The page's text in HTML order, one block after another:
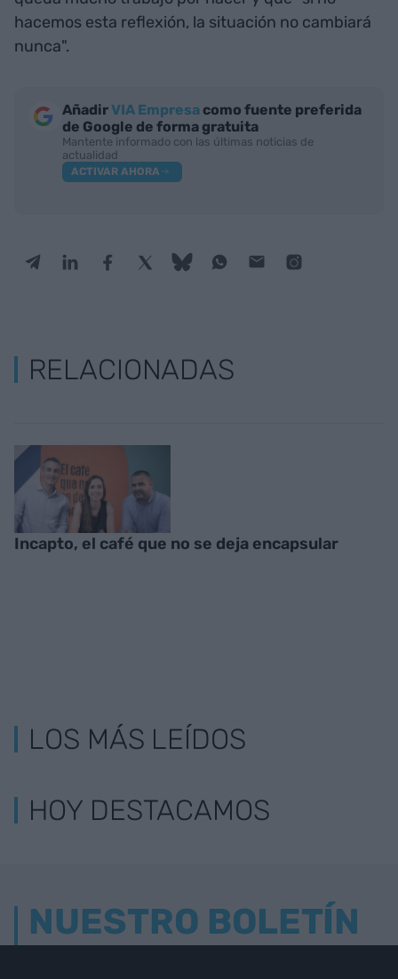
hacemos esta reflexión, la situación no cambiará
nunca".
AñadirVIA Empresa como fuente preferida
de Google de forma gratuita
Mantente informado con las últimas noticias de
actualidad
ACTIVAR AHORA
RELACIONADAS
Incapto, el café que no se deja encapsular
LOS MÁS LEÍDOS
HOY DESTACAMOS
NUESTRO BOLETÍN